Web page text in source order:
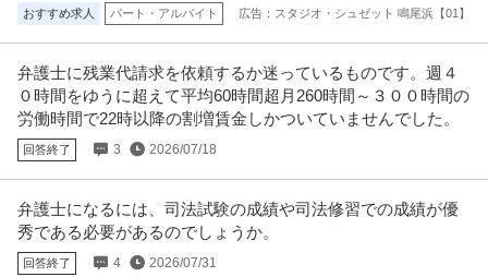
警備員 大人気／夏のイベント案件も盛り沢山／自由シフト制！週
払いもOK／毎週水曜日がお給料日最短翌日面接OK！応募後に届
くURLから面接日時を選んでね交通費全額支給なので遠方の方も
問題なし！未経験歓迎 ／ 警備スタッフ
シンテイ警備株式会社 松戸支社 北千住・竹ノ塚・梅島(イベント-2)エリア/A3
新着 パート・アルバイト 未経験OK 交通費支給 学歴不問
日給1万円〜1.1万円
【仕事内容】 ＊……＊……＊……＊… 弊社は未経験スタート9割以上で 始め
やすい＆続けやすい♪ 今
一般事務
銀座スエヒロカフェテリアサービス株式会社
パート・アルバイト 未経験OK
おすすめ求人 パート・アルバイト 広告：スタジオ・シュゼット 鳴尾浜【01】
弁護士に残業代請求を依頼するか迷っているものです。週４
０時間をゆうに超えて平均60時間超月260時間～３００時間の
労働時間で22時以降の割増賃金しかついていませんでした。
回答終了 3 2026/07/18
弁護士になるには、司法試験の成績や司法修習での成績が優
秀である必要があるのでしょうか。
回答終了 4 2026/07/31